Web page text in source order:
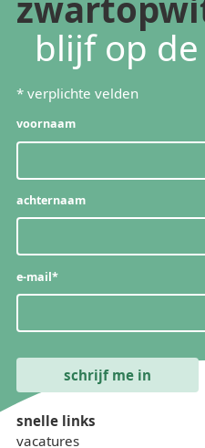
blijf op
* verplichte velden
voornaam
achternaam
e-mail*
snelle links
vacatures